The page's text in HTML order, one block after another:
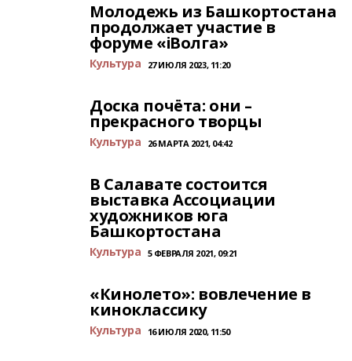
Молодежь из Башкортостана
продолжает участие в
форуме «iВолга»
Культура 27 ИЮЛЯ 2023, 11:20
Доска почёта: они –
прекрасного творцы
Культура 26 МАРТА 2021, 04:42
В Салавате состоится
выставка Ассоциации
художников юга
Башкортостана
Культура 5 ФЕВРАЛЯ 2021, 09:21
«Кинолето»: вовлечение в
киноклассику
Культура 16 ИЮЛЯ 2020, 11:50